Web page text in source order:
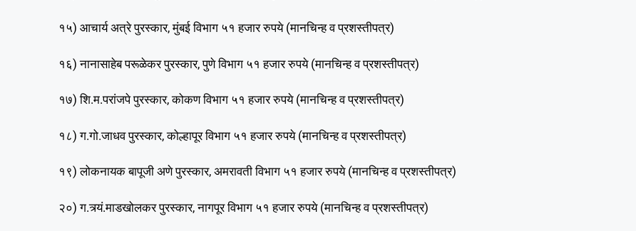
१५) आचार्य अत्रे पुरस्कार, मुंबई विभाग ५१ हजार रुपये (मानचिन्ह व प्रशस्तीपत्र)
१६) नानासाहेब परूळेकर पुरस्कार, पुणे विभाग ५१ हजार रुपये (मानचिन्ह व प्रशस्तीपत्र)
१७) शि.म.परांजपे पुरस्कार, कोकण विभाग ५१ हजार रुपये (मानचिन्ह व प्रशस्तीपत्र)
१८) ग.गो.जाधव पुरस्कार, कोल्हापूर विभाग ५१ हजार रुपये (मानचिन्ह व प्रशस्तीपत्र)
१९) लोकनायक बापूजी अणे पुरस्कार, अमरावती विभाग ५१ हजार रुपये (मानचिन्ह व प्रशस्तीपत्र)
२०) ग.त्र्यं.माडखोलकर पुरस्कार, नागपूर विभाग ५१ हजार रुपये (मानचिन्ह व प्रशस्तीपत्र)